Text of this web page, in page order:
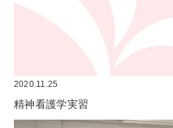
2020.11.25
精神看護学実習